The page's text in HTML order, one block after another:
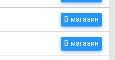
В магазин
В магазин